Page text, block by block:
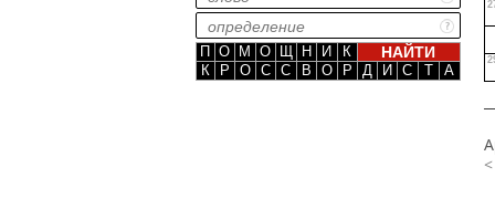
П О М О Щ Н И
К
К
Р О С С В О Р Д И С Т А
<